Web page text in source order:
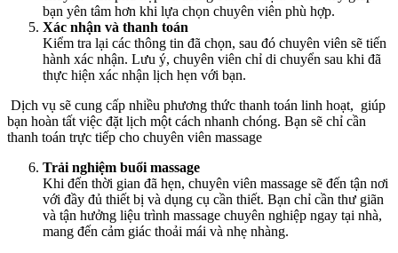
bạn yên tâm hơn khi lựa chọn chuyên viên phù hợp.
Xác nhận và thanh toán
Kiểm tra lại các thông tin đã chọn, sau đó chuyên viên sẽ tiến
hành xác nhận. Lưu ý, chuyên viên chỉ di chuyển sau khi đã
thực hiện xác nhận lịch hẹn với bạn.
Dịch vụ sẽ cung cấp nhiều phương thức thanh toán linh hoạt, giúp
bạn hoàn tất việc đặt lịch một cách nhanh chóng. Bạn sẽ chỉ cần
thanh toán trực tiếp cho chuyên viên massage
Trải nghiệm buổi massage
Khi đến thời gian đã hẹn, chuyên viên massage sẽ đến tận nơi
với đầy đủ thiết bị và dụng cụ cần thiết. Bạn chỉ cần thư giãn
và tận hưởng liệu trình massage chuyên nghiệp ngay tại nhà,
mang đến cảm giác thoải mái và nhẹ nhàng.